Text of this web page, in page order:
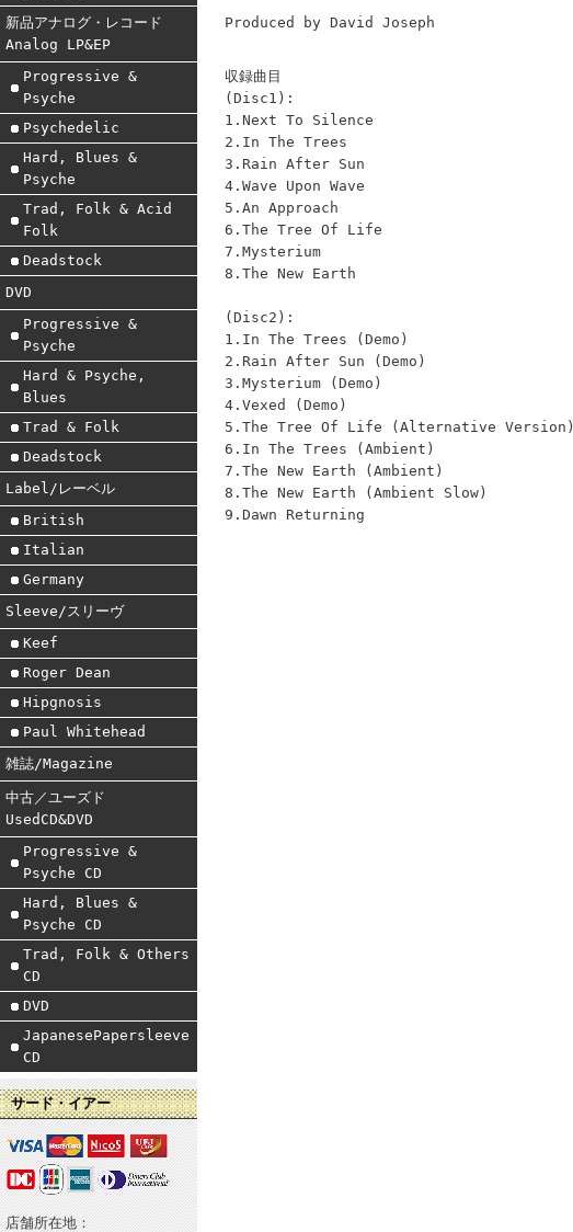
新品アナログ・レコード
Analog LP&EP
Progressive &
Psyche
Psychedelic
Hard, Blues &
Psyche
Trad, Folk & Acid
Folk
Deadstock
DVD
Progressive &
Psyche
Hard & Psyche,
Blues
Trad & Folk
Deadstock
Label/レーベル
British
Italian
Germany
Sleeve/スリーヴ
Keef
Roger Dean
Hipgnosis
Paul Whitehead
雑誌/Magazine
中古／ユーズド
UsedCD&DVD
Progressive &
Psyche CD
Hard, Blues &
Psyche CD
Trad, Folk & Others
CD
DVD
JapanesePapersleeve
CD
サード・イアー
店舗所在地：
Produced by David Joseph
収録曲目
(Disc1):
1.Next To Silence
2.In The Trees
3.Rain After Sun
4.Wave Upon Wave
5.An Approach
6.The Tree Of Life
7.Mysterium
8.The New Earth
(Disc2):
1.In The Trees (Demo)
2.Rain After Sun (Demo)
3.Mysterium (Demo)
4.Vexed (Demo)
5.The Tree Of Life (Alternative Version)
6.In The Trees (Ambient)
7.The New Earth (Ambient)
8.The New Earth (Ambient Slow)
9.Dawn Returning